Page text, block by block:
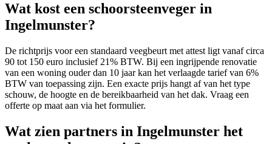
Wat kost een schoorsteenveger in
Ingelmunster?
De richtprijs voor een standaard veegbeurt met attest ligt vanaf circa
90 tot 150 euro inclusief 21% BTW. Bij een ingrijpende renovatie
van een woning ouder dan 10 jaar kan het verlaagde tarief van 6%
BTW van toepassing zijn. Een exacte prijs hangt af van het type
schouw, de hoogte en de bereikbaarheid van het dak. Vraag een
offerte op maat aan via het formulier.
Wat zien partners in Ingelmunster het